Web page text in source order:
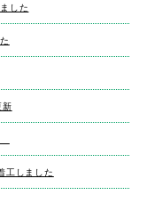
した
工しました